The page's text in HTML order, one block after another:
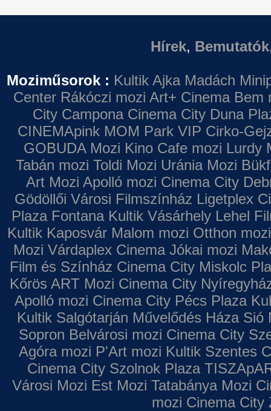
Hírek, Bemutatók
Moziműsorok : Kultik Ajka Madách
Center Rákóczi mozi Art+ Cinema Bem
City Campona Cinema City Duna
CINEMApink MOM Park VIP Cirko-
GOBUDA Mozi Kino Cafe mozi Lurdy
Tabán mozi Toldi Mozi Uránia Mozi
Art Mozi Apolló mozi Cinema City
Gödöllői Városi Filmszínház Ligetplex
Plaza Fontana Kultik Vásárhely Lehel
Kultik Kaposvár Malom mozi Otthon mozi
Mozi Várdaplex Cinema Jókai mozi
Film és Színház Cinema City Miskolc
Kőrös ART Mozi Cinema City
Apolló mozi Cinema City Pécs Plaza
Kultik Salgótarján Művelődés Háza Sió
Sopron Belvárosi mozi Cinema City
Agóra mozi P'Art mozi Kultik Szentes
Cinema City Szolnok Plaza
Városi Mozi Est Mozi Tatabánya Mozi
mozi Cinema City